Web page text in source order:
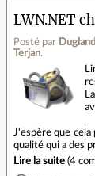
LWN.NET
Posté par
Terjan.
J'espère que
qualité qui a des
Lire la suite (4